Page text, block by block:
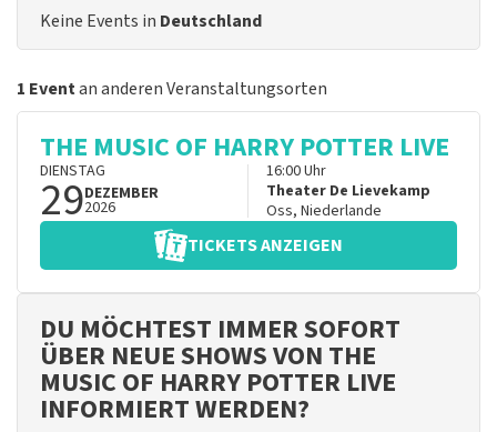
Keine Events in Deutschland
1 Eventan anderen Veranstaltungsorten
THE MUSIC OF HARRY POTTER LIVE
DIENSTAG
29DEZEMBER
2026
16:00Uhr
Theater De Lievekamp
Oss, Niederlande
TICKETS ANZEIGEN
DU MÖCHTEST IMMER SOFORT
ÜBER NEUE SHOWS VON THE
MUSIC OF HARRY POTTER LIVE
INFORMIERT WERDEN?